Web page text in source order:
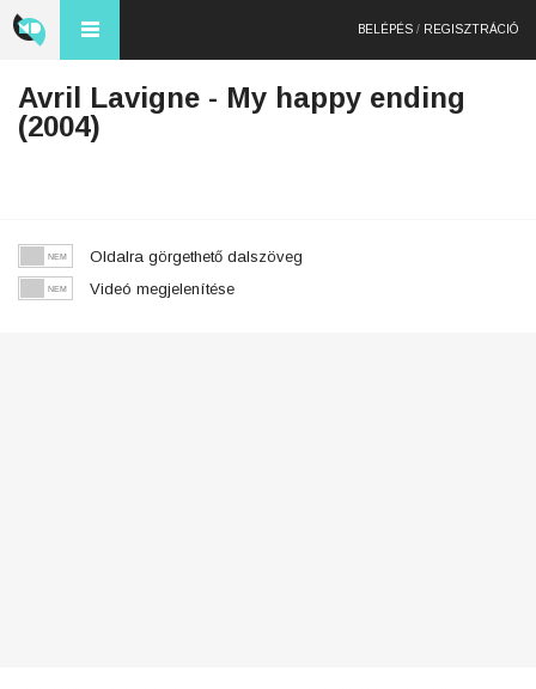
BELÉPÉS / REGISZTRÁCIÓ
Avril Lavigne - My happy ending
(2004)
Oldalra görgethető dalszöveg
Videó megjelenítése